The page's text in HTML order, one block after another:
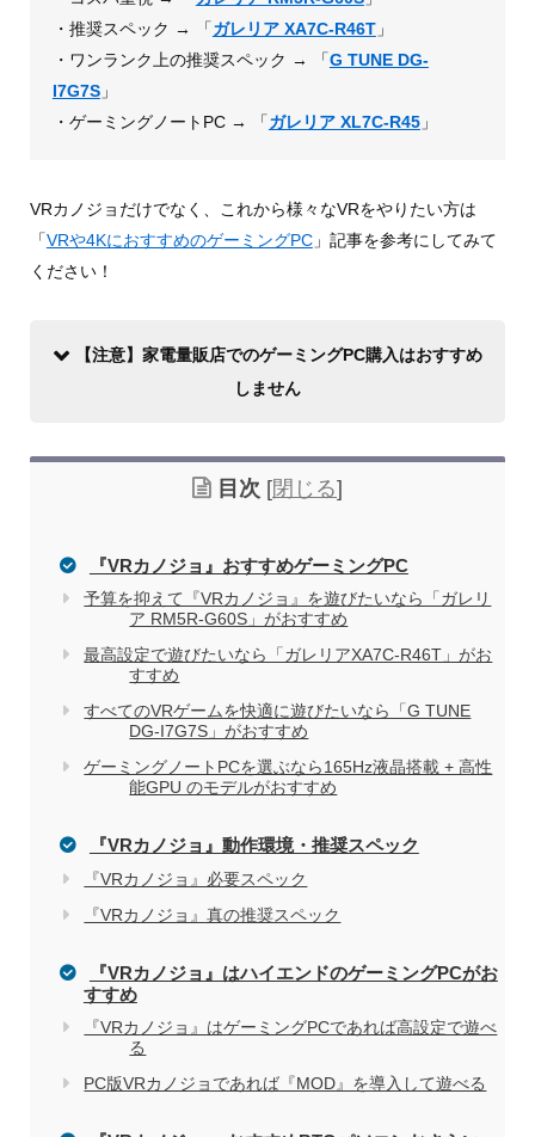
・推奨スペック → 「ガレリア XA7C-R46T」
・ワンランク上の推奨スペック → 「G TUNE DG-
I7G7S」
・ゲーミングノートPC → 「ガレリア XL7C-R45」
VRカノジョだけでなく、これから様々なVRをやりたい方は
「VRや4KにおすすめのゲーミングPC」記事を参考にしてみて
ください！
【注意】家電量販店でのゲーミングPC購入はおすすめ
しません
関連記事
電気屋や家電量販店でのパソコン購入を
おすすめしない理由
目次 [閉じる]
『VRカノジョ』おすすめゲーミングPC
予算を抑えて『VRカノジョ』を遊びたいなら「ガレリ
ア RM5R-G60S」がおすすめ
最高設定で遊びたいなら「ガレリアXA7C-R46T」がお
すすめ
すべてのVRゲームを快適に遊びたいなら「G TUNE
DG-I7G7S」がおすすめ
ゲーミングノートPCを選ぶなら165Hz液晶搭載 + 高性
能GPU のモデルがおすすめ
『VRカノジョ』動作環境・推奨スペック
『VRカノジョ』必要スペック
『VRカノジョ』真の推奨スペック
『VRカノジョ』はハイエンドのゲーミングPCがお
すすめ
『VRカノジョ』はゲーミングPCであれば高設定で遊べ
る
PC版VRカノジョであれば『MOD』を導入して遊べる